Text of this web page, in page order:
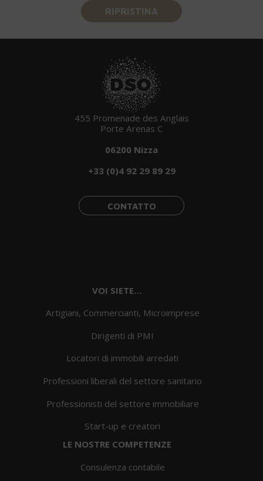
455 Promenade des Anglais
Porte Arenas C
06200 Nizza
+33 (0)4 92 29 89 29
CONTATTO
VOI SIETE…
Artigiani, Commercianti, Microimprese
Dirigenti di PMI
Locatori di immobili arredati
Professioni liberali del settore sanitario
Professionisti del settore immobiliare
Start-up e creatori
LE NOSTRE COMPETENZE
Consulenza contabile